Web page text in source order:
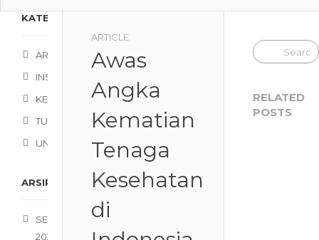
KATEGORI
ARTICLE
INSPIRATION
KESEHATAN
TUTORIALS
UNCATEGORIZED
ARSIP
SEPTEMBER
2021
ARTICLE
Awas
Angka
Kematian
Tenaga
Kesehatan
di
RELATED
POSTS